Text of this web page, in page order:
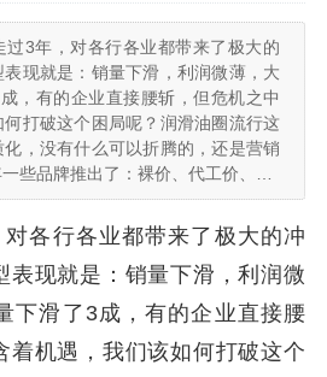
过3年，对各行各业都带来了极大的
现就是：销量下滑，利润微薄，大
，有的企业直接腰斩，但危机之中
打破这个困局呢？润滑油圈流行这
，没有什么可以折腾的，还是营销
些品牌推出了：裸价、代工价、…
各行各业都带来了极大的冲
表现就是：销量下滑，利润微
下滑了3成，有的企业直接腰
着机遇，我们该如何打破这个